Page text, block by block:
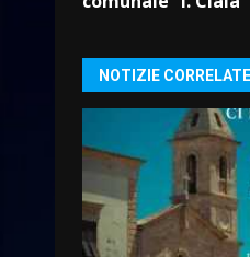
NOTIZIE CORRELATE